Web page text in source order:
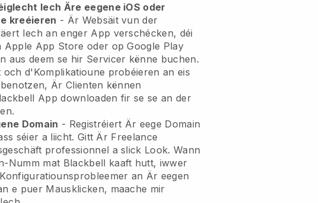
Iech Äre eegene iOS oder
kreéieren - Är Websäit vun der
Iech an enger App verschécken, déi
Apple App Store oder op Google Play
aus deem se hir Servicer kënne buchen.
och d'Komplikatioune probéieren an eis
Är Clienten kënnen
App downloaden fir se se an der
Domain - Registréiert Är eege Domain
séier a liicht. Gitt Är Freelance
professionnel a slick Look. Wann
Numm mat Blackbell kaaft hutt, iwwer
an Är eegen
e puer Mausklicken, maache mir